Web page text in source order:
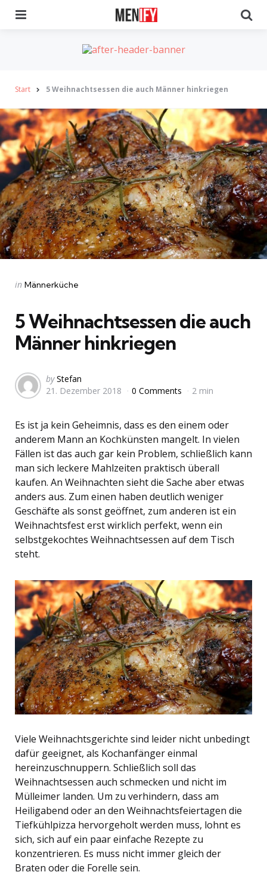
Start 5 Weihnachtsessen die auch Männer hinkriegen
Categories
Posted
in Männerküche
5 Weihnachtsessen die auch
Männer hinkriegen
Posted
by
by Stefan
21. Dezember 2018
0 Comments 2 min
Es ist ja kein Geheimnis, dass es den einem oder
anderem Mann an Kochkünsten mangelt. In vielen
Fällen ist das auch gar kein Problem, schließlich kann
man sich leckere Mahlzeiten praktisch überall
kaufen. An Weihnachten sieht die Sache aber etwas
anders aus. Zum einen haben deutlich weniger
Geschäfte als sonst geöffnet, zum anderen ist ein
Weihnachtsfest erst wirklich perfekt, wenn ein
selbstgekochtes Weihnachtsessen auf dem Tisch
steht.
Viele Weihnachtsgerichte sind leider nicht unbedingt
dafür geeignet, als Kochanfänger einmal
hereinzuschnuppern. Schließlich soll das
Weihnachtsessen auch schmecken und nicht im
Mülleimer landen. Um zu verhindern, dass am
Heiligabend oder an den Weihnachtsfeiertagen die
Tiefkühlpizza hervorgeholt werden muss, lohnt es
sich, sich auf ein paar einfache Rezepte zu
konzentrieren. Es muss nicht immer gleich der
Braten oder die Forelle sein.